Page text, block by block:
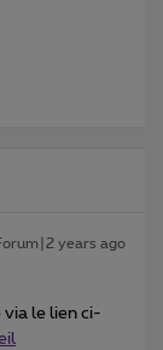
years ago
via le lien ci-